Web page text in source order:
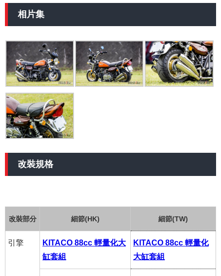
相片集
改裝規格
改裝部分 細節(HK) 細節(TW)
引擎
KITACO 88cc 輕量化大
缸套組
KITACO 88cc 輕量化
大缸套組